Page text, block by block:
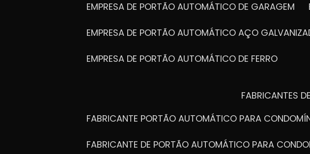
EMPRESA DE PORTÃO AUTOMÁTICO DE GARAGEM
EMPRESA DE PORTÃO AUTOMÁTICO AÇO
EMPRESA DE PORTÃO AUTOMÁTICO DE FERRO
FABRICANTES
FABRICANTE PORTÃO AUTOMÁTICO PARA
FABRICANTE DE PORTÃO AUTOMÁTICO PARA